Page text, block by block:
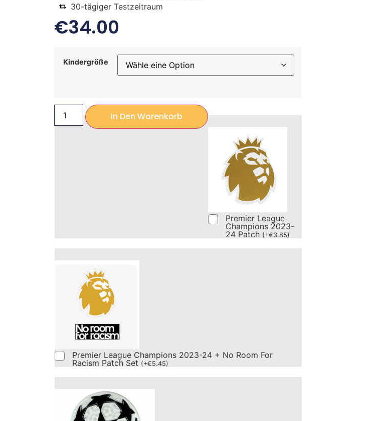
30-tägiger Testzeitraum
€34.00
Kindergröße
In Den Warenkorb
Premier League
Champions 2023-
24 Patch (+€3.85)
Premier League Champions 2023-24 + No Room For
Racism Patch Set (+€5.45)